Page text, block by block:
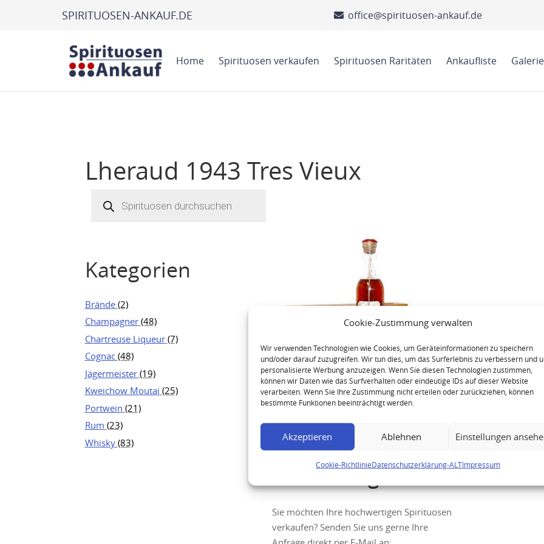
Cookie-Zustimmung verwalten
Wir verwenden Technologien wie Cookies, um Geräteinformationen zu speichern
und/oder darauf zuzugreifen. Wir tun dies, um das Surferlebnis zu verbessern und
personalisierte Werbung anzuzeigen. Wenn Sie diesen Technologien zustimmen,
können wir Daten wie das Surfverhalten oder eindeutige IDs auf dieser Website
verarbeiten. Wenn Sie Ihre Zustimmung nicht erteilen oder zurückziehen, können
bestimmte Funktionen beeinträchtigt werden.
Akzeptieren Ablehnen Einstellungen
Cookie-RichtlinieDatenschutzerklärung-ALTImpressum
SPIRITUOSEN-ANKAUF.DE office@spirituosen-ankauf.de
Home Spirituosen verkaufen Spirituosen Raritäten Ankaufliste Galerie
Lheraud 1943 Tres Vieux
search
Kategorien
Brände (2)
Champagner (48)
Chartreuse Liqueur (7)
Cognac (48)
Jägermeister (19)
Kweichow Moutai (25)
Portwein (21)
Rum (23)
Whisky (83)
Lheraud 1943 Tres Vieux
Cognac
Ihre Anfrage
Sie möchten Ihre hochwertigen Spirituosen
verkaufen? Senden Sie uns gerne Ihre